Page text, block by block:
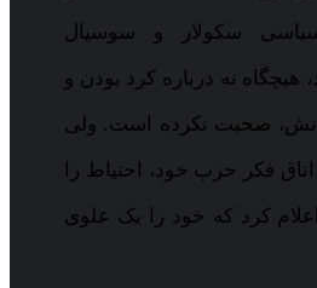
سکولار و سوسیال
نه درباره کرد بودن و
صحبت نکرده است. ولی
فکر حزب خود، احتیاط را
کرد که خود را یک علوی